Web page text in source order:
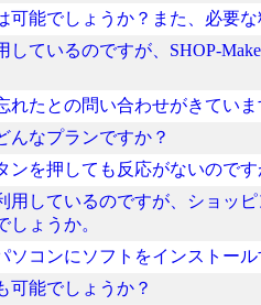
可能でしょうか？また、必要
しているのですが、SHOP-
れたとの問い合わせがきてい
んなプランですか？
ンを押しても反応がないのです
用しているのですが、ショッ
ょうか。
ソコンにソフトをインストー
可能でしょうか？